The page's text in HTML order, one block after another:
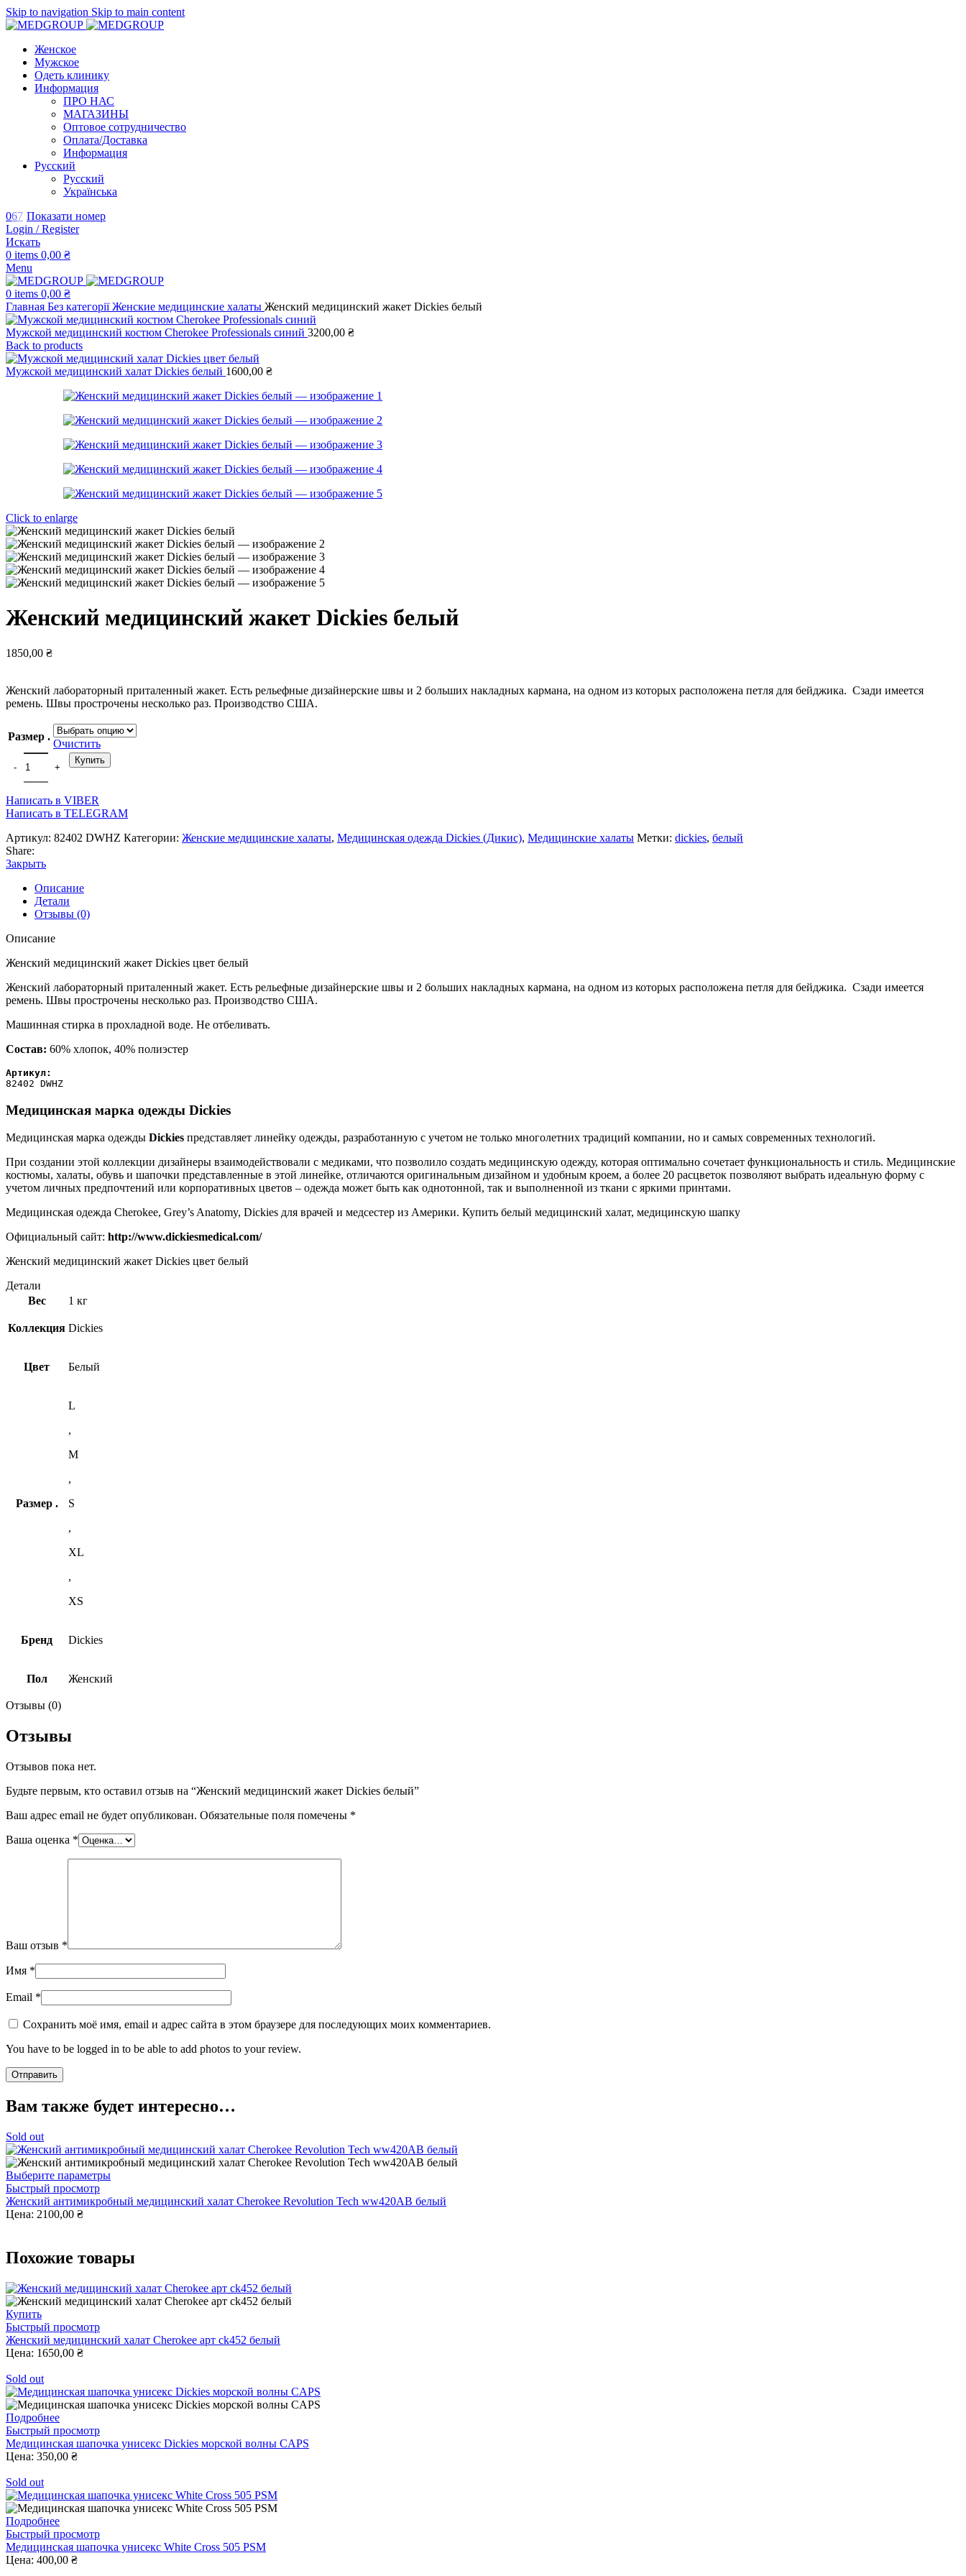
Skip to navigation Skip to main content
Женское
Мужское
Одеть клинику
Информация
ПРО НАС
МАГАЗИНЫ
Оптовое сотрудничество
Оплата/Доставка
Информация
Русский
Русский
Українська
067 Показати номер
Login / Register
Искать
0 items 0,00 ₴
Menu
0 items 0,00 ₴
Главная Без категоріїЖенские медицинские халаты Женский медицинский жакет Dickies белый
Мужской медицинский костюм Cherokee Professionals синий 3200,00 ₴
Back to products
Мужской медицинский халат Dickies белый 1600,00 ₴
Click to enlarge
Женский медицинский жакет Dickies белый
1850,00 ₴
Женский лабораторный приталенный жакет. Есть рельефные дизайнерские швы и 2 больших накладных кармана, на одном из которых расположена петля для бейджика. Сзади имеется
ремень. Швы прострочены несколько раз. Производство США.
Размер .
Очистить
Количество товара Женский медицинский жакет Dickies белый
Купить
Написать в VIBER
Написать в TELEGRAM
Артикул: 82402 DWHZ Категории: Женские медицинские халаты, Медицинская одежда Dickies (Дикис), Медицинские халаты Метки: dickies, белый
Share:
Закрыть
Описание
Детали
Отзывы (0)
Описание
Женский медицинский жакет Dickies цвет белый
Женский лабораторный приталенный жакет. Есть рельефные дизайнерские швы и 2 больших накладных кармана, на одном из которых расположена петля для бейджика. Сзади имеется
ремень. Швы прострочены несколько раз. Производство США.
Машинная стирка в прохладной воде. Не отбеливать.
Состав: 60% хлопок, 40% полиэстер
82402 DWHZ
Медицинская марка одежды Dickies
Медицинская марка одежды Dickies представляет линейку одежды, разработанную с учетом не только многолетних традиций компании, но и самых современных технологий.
При создании этой коллекции дизайнеры взаимодействовали с медиками, что позволило создать медицинскую одежду, которая оптимально сочетает функциональность и стиль. Медицинские
костюмы, халаты, обувь и шапочки представленные в этой линейке, отличаются оригинальным дизайном и удобным кроем, а более 20 расцветок позволяют выбрать идеальную форму с
учетом личных предпочтений или корпоративных цветов – одежда может быть как однотонной, так и выполненной из ткани с яркими принтами.
Медицинская одежда Cherokee, Grey’s Anatomy, Dickies для врачей и медсестер из Америки. Купить белый медицинский халат, медицинскую шапку
Официальный сайт: http://www.dickiesmedical.com/
Женский медицинский жакет Dickies цвет белый
Детали
Вес
1 кг
Коллекция Dickies
Цвет Белый
Размер .
L
,
M
,
S
,
XL
,
XS
Бренд Dickies
Пол Женский
Отзывы (0)
Отзывы
Отзывов пока нет.
Будьте первым, кто оставил отзыв на “Женский медицинский жакет Dickies белый”
Ваш адрес email не будет опубликован. Обязательные поля помечены *
Ваша оценка *
Ваш отзыв *
Имя *
Email *
Сохранить моё имя, email и адрес сайта в этом браузере для последующих моих комментариев.
You have to be logged in to be able to add photos to your review.
Вам также будет интересно…
Sold out
Выберите параметрыЭтот
имеет
выбрать
странице
товара.
Быстрый просмотр
Женский антимикробный медицинский халат Cherokee Revolution Tech ww420AB белый
Цена: 2100,00 ₴
Похожие товары
КупитьЭтот
товар
имеет
несколько
Опции
можно
выбрать
на
странице
товара.
Быстрый просмотр
Женский медицинский халат Cherokee арт ck452 белый
Цена: 1650,00 ₴
Sold out
Подробнее
Быстрый просмотр
Медицинская шапочка унисекс Dickies морской волны CAPS
Цена: 350,00 ₴
Sold out
Подробнее
Быстрый просмотр
Медицинская шапочка унисекс White Cross 505 PSM
Цена: 400,00 ₴